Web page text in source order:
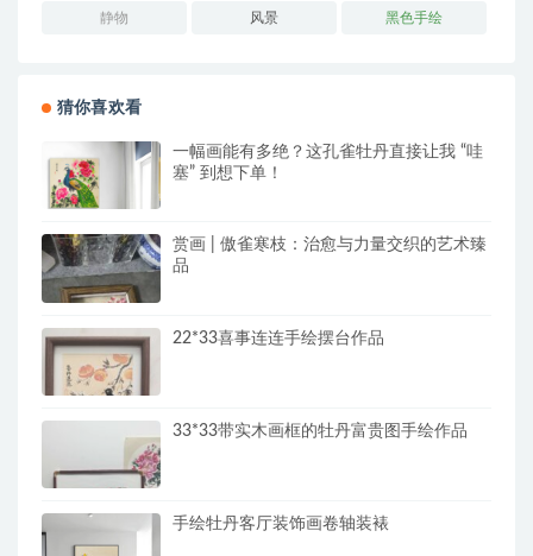
静物 风景 黑色手绘
猜你喜欢看
一幅画能有多绝？这孔雀牡丹直接让我 “哇
塞” 到想下单！
赏画 | 傲雀寒枝：治愈与力量交织的艺术臻
品
22*33喜事连连手绘摆台作品
33*33带实木画框的牡丹富贵图手绘作品
手绘牡丹客厅装饰画卷轴装裱